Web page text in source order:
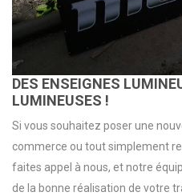
DES ENSEIGNES
LUMINEUSES !
Si vous souhaitez poser une
commerce ou tout simplement
faites appel à nous, et notre
de la bonne réalisation de votre